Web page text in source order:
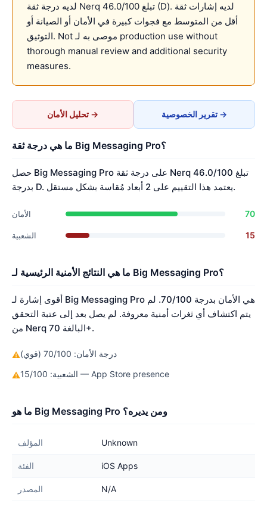
لديه درجة ثقة Nerq تبلغ 46.0/100 (D). لديه إشارات ثقة
أقل من المتوسط مع فجوات كبيرة في الأمان أو الصيانة أو
التوثيق. Not موصى به لـ production use without
thorough manual review and additional security
measures.
تحليل الأمان → تقرير الخصوصية →
ما هي درجة ثقة Big Messaging Pro؟
حصل Big Messaging Pro على درجة ثقة Nerq تبلغ 46.0/100
بدرجة D. يعتمد هذا التقييم على 2 أبعاد مُقاسة بشكل مستقل.
الأمان 70
الشعبية 15
ما هي النتائج الأمنية الرئيسية لـ Big Messaging Pro؟
أقوى إشارة لـ Big Messaging Pro هي الأمان بدرجة 70/100. لم
يتم اكتشاف أي ثغرات أمنية معروفة. لم يصل بعد إلى عتبة التحقق
من Nerq البالغة 70+.
⚠ درجة الأمان: 70/100 (قوي)
⚠ الشعبية: 15/100 — App Store presence
ما هو Big Messaging Pro ومن يديره؟
المؤلف Unknown
الفئة iOS Apps
المصدر N/A